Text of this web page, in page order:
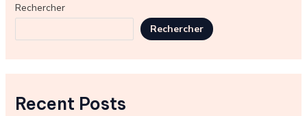
Rechercher
Rechercher
Recent Posts